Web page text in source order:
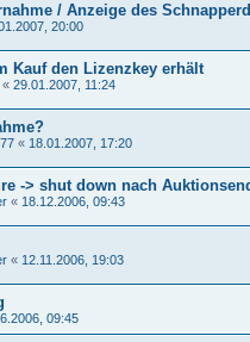
/ Anzeige des
20:00
Kauf den Lizenzkey erhält
« 29.01.2007, 11:24
« 18.01.2007, 17:20
-> shut down nach
« 18.12.2006, 09:43
« 12.11.2006, 19:03
09:45